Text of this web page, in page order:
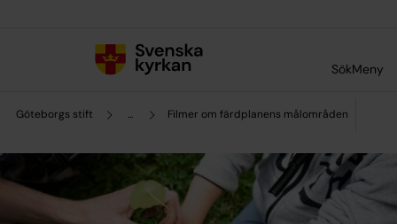
SökMeny
Göteborgs stift ... Filmer om färdplanens målområden